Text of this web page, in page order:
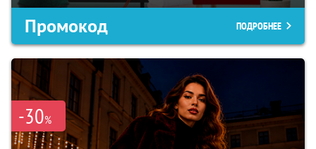
Промокод ПОДРОБНЕЕ
-30%